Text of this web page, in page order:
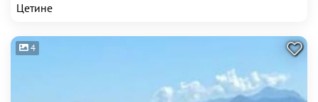
Цетине
4